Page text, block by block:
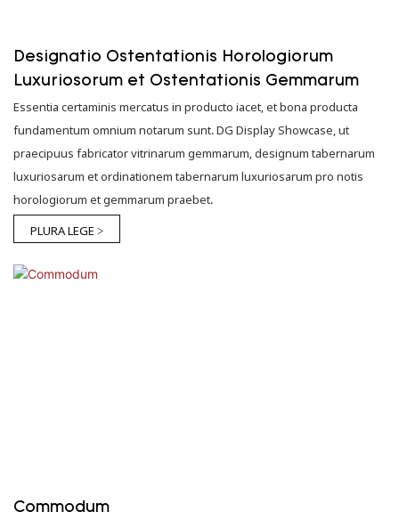
Designatio Ostentationis Horologiorum
Luxuriosorum et Ostentationis Gemmarum
Essentia certaminis mercatus in producto iacet, et bona producta
fundamentum omnium notarum sunt. DG Display Showcase, ut
praecipuus fabricator vitrinarum gemmarum, designum tabernarum
luxuriosarum et ordinationem tabernarum luxuriosarum pro notis
horologiorum et gemmarum praebet.
PLURA LEGE >
Commodum